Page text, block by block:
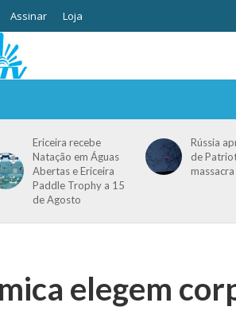
Assinar Loja
Ericeira recebe
Natação em Águas
Abertas e Ericeira
Paddle Trophy a 15
de Agosto
Rússia
de
elegem